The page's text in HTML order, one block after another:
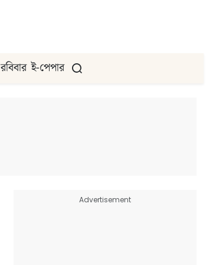
রবিবার ই-পেপার
Advertisement